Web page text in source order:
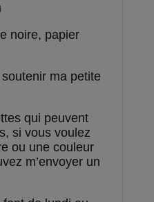
noire, papier
ma petite
qui peuvent
si vous voulez
ou une couleur
m’envoyer un